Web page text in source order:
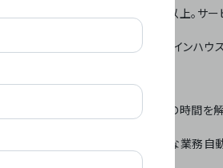
社超、直近成長率300%以上。サー
技術を1プラットフォームで完結。インハウ
Time」 – テクノロジーで人々の時間を
Automation」 – 世界的な業務自